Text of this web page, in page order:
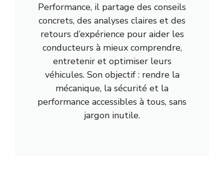
Performance, il partage des conseils
concrets, des analyses claires et des
retours d’expérience pour aider les
conducteurs à mieux comprendre,
entretenir et optimiser leurs
véhicules. Son objectif : rendre la
mécanique, la sécurité et la
performance accessibles à tous, sans
jargon inutile.